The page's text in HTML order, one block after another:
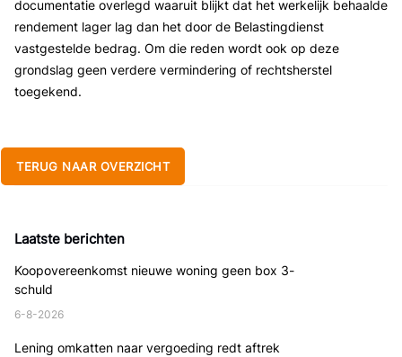
documentatie overlegd waaruit blijkt dat het werkelijk behaalde
rendement lager lag dan het door de Belastingdienst
vastgestelde bedrag. Om die reden wordt ook op deze
grondslag geen verdere vermindering of rechtsherstel
toegekend.
TERUG NAAR OVERZICHT
Laatste berichten
Koopovereenkomst nieuwe woning geen box 3-
schuld
6-8-2026
Lening omkatten naar vergoeding redt aftrek